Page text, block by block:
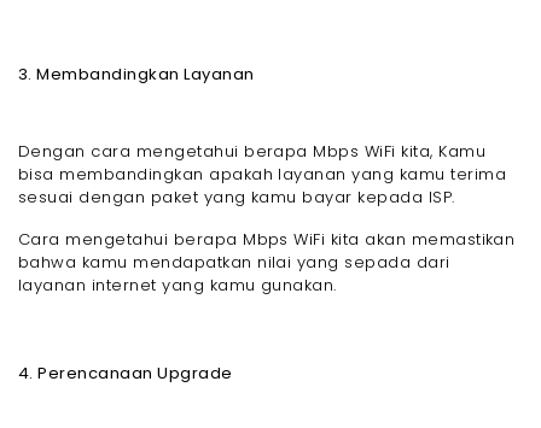
3. Membandingkan Layanan
Dengan cara mengetahui berapa Mbps WiFi kita, Kamu
bisa membandingkan apakah layanan yang kamu terima
sesuai dengan paket yang kamu bayar kepada ISP.
Cara mengetahui berapa Mbps WiFi kita akan memastikan
bahwa kamu mendapatkan nilai yang sepada dari
layanan internet yang kamu gunakan.
4. Perencanaan Upgrade